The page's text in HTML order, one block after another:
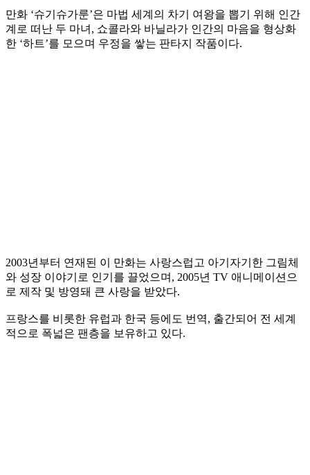
만화 ‘슈기슈가룬’은 마법 세계의 차기 여왕을 뽑기 위해 인간
계로 떠난 두 마녀, 쇼콜라와 바닐라가 인간의 마음을 형상화
한 ‘하트’를 모으며 우정을 쌓는 판타지 작품이다.
2003년부터 연재된 이 만화는 사랑스럽고 아기자기한 그림체
와 성장 이야기로 인기를 끌었으며, 2005년 TV 애니메이션으
로 제작 및 방영돼 큰 사랑을 받았다.
프랑스를 비롯한 유럽과 한국 등에도 번역, 출간되어 전 세계
적으로 폭넓은 팬층을 보유하고 있다.